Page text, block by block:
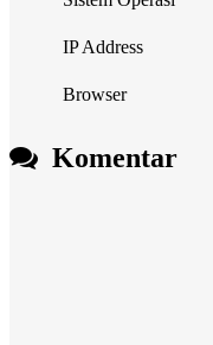
IP Address
Browser
Komentar